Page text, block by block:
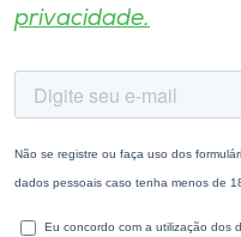
privacidade.